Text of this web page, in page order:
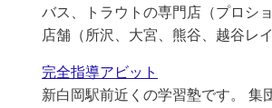
バス、トラウトの専門店（プロシ
店舗（所沢、大宮、熊谷、越谷レ
完全指導アビット
新白岡駅前近くの学習塾です。 集